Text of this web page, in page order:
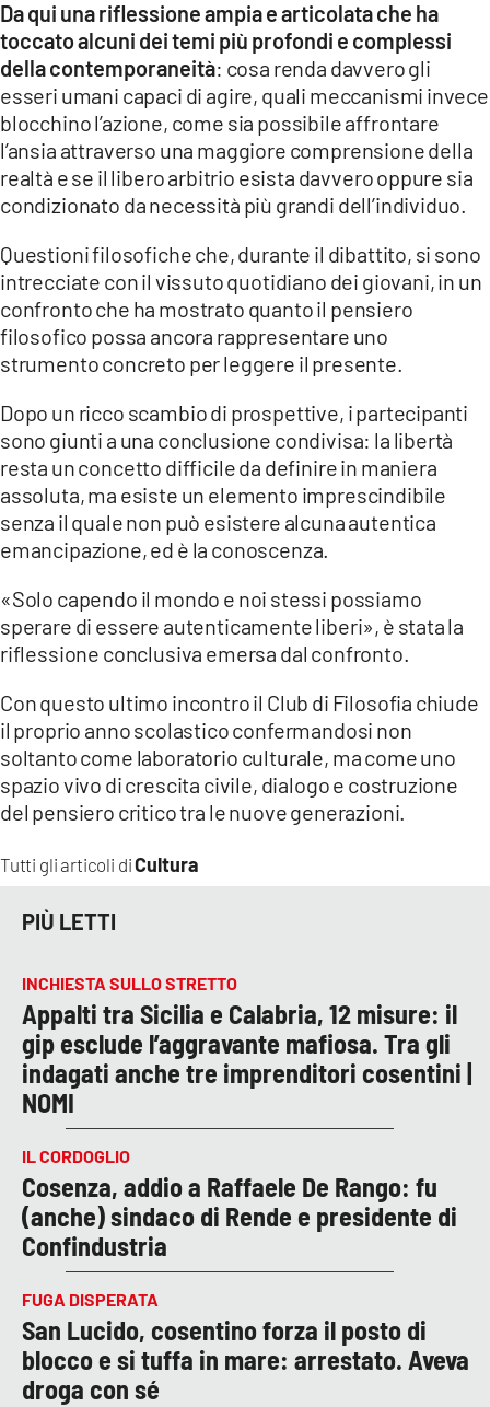
Tutti gli articoli diCultura
Da qui una riflessione ampia e articolata che ha
toccato alcuni dei temi più profondi e complessi
della contemporaneità: cosa renda davvero gli
esseri umani capaci di agire, quali meccanismi invece
blocchino l’azione, come sia possibile affrontare
l’ansia attraverso una maggiore comprensione della
realtà e se il libero arbitrio esista davvero oppure sia
condizionato da necessità più grandi dell’individuo.
Questioni filosofiche che, durante il dibattito, si sono
intrecciate con il vissuto quotidiano dei giovani, in un
confronto che ha mostrato quanto il pensiero
filosofico possa ancora rappresentare uno
strumento concreto per leggere il presente.
Dopo un ricco scambio di prospettive, i partecipanti
sono giunti a una conclusione condivisa: la libertà
resta un concetto difficile da definire in maniera
assoluta, ma esiste un elemento imprescindibile
senza il quale non può esistere alcuna autentica
emancipazione, ed è la conoscenza.
«Solo capendo il mondo e noi stessi possiamo
sperare di essere autenticamente liberi», è stata la
riflessione conclusiva emersa dal confronto.
Con questo ultimo incontro il Club di Filosofia chiude
il proprio anno scolastico confermandosi non
soltanto come laboratorio culturale, ma come uno
spazio vivo di crescita civile, dialogo e costruzione
del pensiero critico tra le nuove generazioni.
PIÙ LETTI
INCHIESTA SULLO STRETTO
Appalti tra Sicilia e Calabria, 12 misure: il
gip esclude l’aggravante mafiosa. Tra gli
indagati anche tre imprenditori cosentini |
NOMI
IL CORDOGLIO
Cosenza, addio a Raffaele De Rango: fu
(anche) sindaco di Rende e presidente di
Confindustria
FUGA DISPERATA
San Lucido, cosentino forza il posto di
blocco e si tuffa in mare: arrestato. Aveva
droga con sé